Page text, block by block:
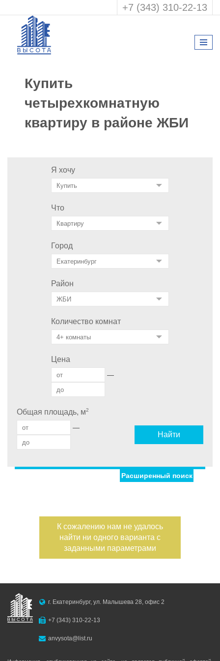
+7 (343) 310-22-13
Купить
четырехкомнатную
квартиру в районе ЖБИ
Я хочу
Что
Город
Район
Количество комнат
Цена
—
Общая площадь, м2
—
Найти
Дом
Жилая площадь
Площадь кухни
—
Балконов
—
Расширенный поиск
К сожалению нам не удалось
найти ни одного варианта с
заданными параметрами
г. Екатеринбург, ул. Малышева 28, офис 2
+7 (343) 310-22-13
anvysota@list.ru